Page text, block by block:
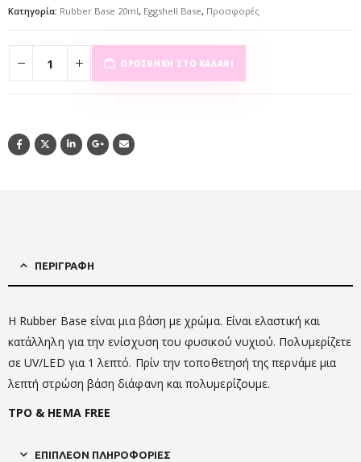
Κατηγορία: Rubber Base 20ml, Eggshell Base, Προσφορές
ΠΡΟΣΘΉΚΗ ΣΤΟ ΚΑΛΆΘΙ
ΠΕΡΙΓΡΑΦΉ
Η Rubber Base είναι μια βάση με χρώμα. Είναι ελαστική και
κατάλληλη για την ενίσχυση του φυσικού νυχιού. Πολυμερίζετε
σε UV/LED για 1 λεπτό. Πρίν την τοποθετησή της περνάμε μια
λεπτή στρώση βάση διάφανη και πολυμερίζουμε.
TPO & HEMA FREE
ΕΠΙΠΛΈΟΝ ΠΛΗΡΟΦΟΡΊΕΣ